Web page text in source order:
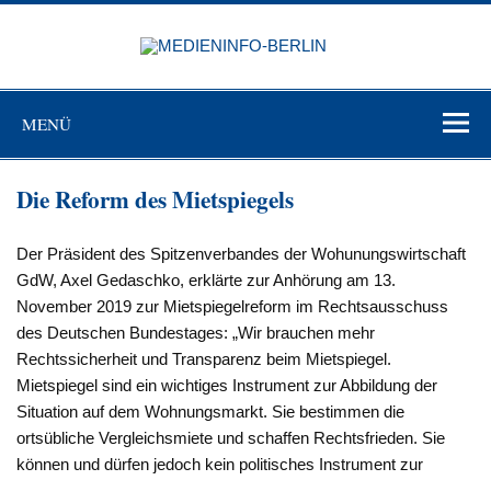
Zum
MENÜ
Die Reform des Mietspiegels
Der Präsident des Spitzenverbandes der Wohunungswirtschaft
GdW, Axel Gedaschko, erklärte zur Anhörung am 13.
November 2019 zur Mietspiegelreform im Rechtsausschuss
des Deutschen Bundestages: „Wir brauchen mehr
Rechtssicherheit und Transparenz beim Mietspiegel.
Mietspiegel sind ein wichtiges Instrument zur Abbildung der
Situation auf dem Wohnungsmarkt. Sie bestimmen die
ortsübliche Vergleichsmiete und schaffen Rechtsfrieden. Sie
können und dürfen jedoch kein politisches Instrument zur